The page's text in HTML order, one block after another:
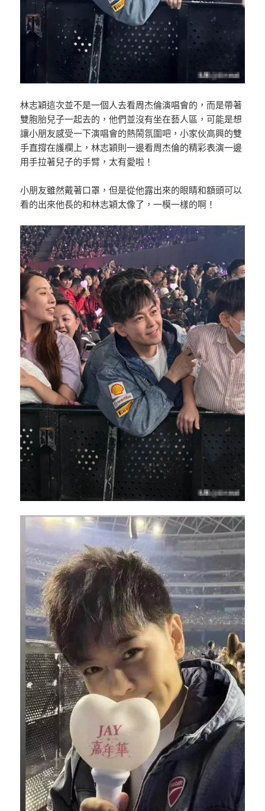
林志穎這次並不是一個人去看周杰倫演唱會的，而是帶著
雙胞胎兒子一起去的，他們並沒有坐在藝人區，可能是想
讓小朋友感受一下演唱會的熱鬧氛圍吧，小家伙高興的雙
手直撐在護欄上，林志穎則一邊看周杰倫的精彩表演一邊
用手拉著兒子的手臂，太有愛啦！
小朋友雖然戴著口罩，但是從他露出來的眼睛和額頭可以
看的出來他長的和林志穎太像了，一模一樣的啊！